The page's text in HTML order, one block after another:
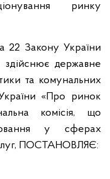
ринку
22 Закону України
державне
та комунальних
«Про ринок
комісія, що
у сферах
ПОСТАНОВЛЯЄ: